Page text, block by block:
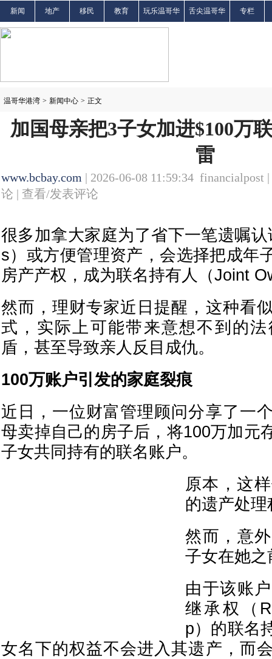
新闻 地产 移民 教育 玩乐温哥华 舌尖温哥华 专栏
温哥华港湾 > 新闻中心 > 正文
加国母亲把3子女加进$100万
雷
www.bcbay.com | 2026-06-08 11:59:34 financialpost |
论 | 查看/发表评论
很多加拿大家庭为了省下一笔遗嘱
s）或方便管理资产，会选择把成年
房产产权，成为联名持有人（Joint
然而，理财专家近日提醒，这种看
式，实际上可能带来意想不到的
盾，甚至导致亲人反目成仇。
100万账户引发的家庭裂痕
近日，一位财富管理顾问分享了一
母卖掉自己的房子后，将100万加元
子女共同持有的联名账户。
原本，这
的遗产处理
然而，意
子女在她之
由于该账
继承权（
p）的联名
女名下的权益不会进入其遗产，而